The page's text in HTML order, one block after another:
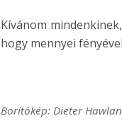
Kívánom
hogy mennyei
Borítókép: Dieter